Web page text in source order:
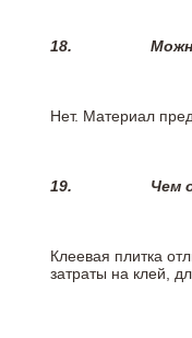
18.
Нет. Материал
19. Чем
Клеевая плитка
затраты на клей,